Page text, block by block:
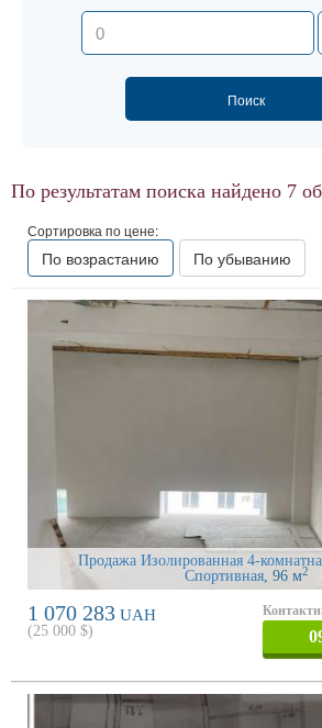
По результатам поиска найдено 7
Сортировка по цене:
По возрастанию По убыванию
Продажа Изолированная 4-
Спортивная, 96 м2
1 070 283 UAH
(25 000 $)